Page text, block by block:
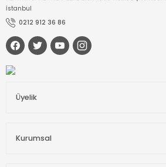
İstanbul
0212 912 36 86
Üyelik
Kurumsal